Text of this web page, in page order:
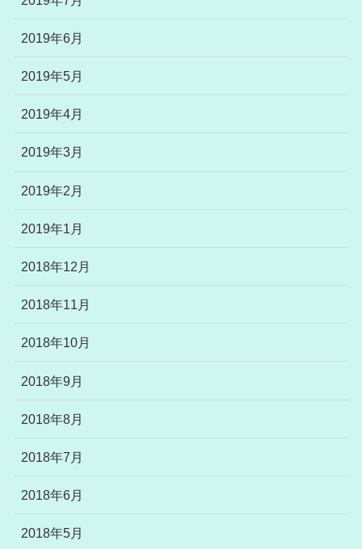
2019年6月
2019年5月
2019年4月
2019年3月
2019年2月
2019年1月
2018年12月
2018年11月
2018年10月
2018年9月
2018年8月
2018年7月
2018年6月
2018年5月